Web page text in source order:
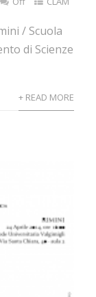
/ Scuola
di Scienze
+ READ MORE